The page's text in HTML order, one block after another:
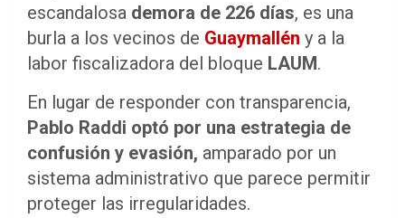
escandalosa demora de 226 días, es una
burla a los vecinos de Guaymallén y a la
labor fiscalizadora del bloque LAUM.
En lugar de responder con transparencia,
Pablo Raddi optó por una estrategia de
confusión y evasión, amparado por un
sistema administrativo que parece permitir
proteger las irregularidades.